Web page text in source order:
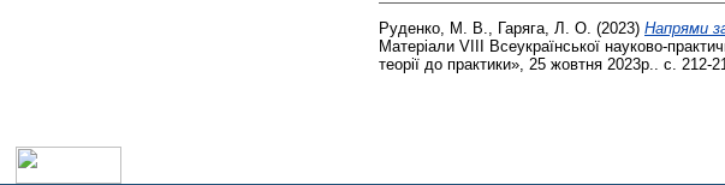
Руденко, М. В. Гаряга, Л. О. (2023) Напрями
Матеріали VІІІ Всеукраїнської науково-
теорії до практики», 25 жовтня 2023р.. с. 212-